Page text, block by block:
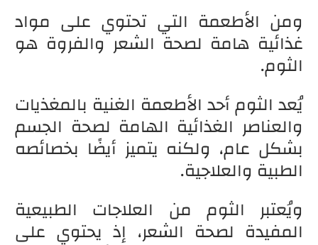
ومن الأطعمة التي تحتوي على مواد
غذائية هامة لصحة الشعر والفروة هو
الثوم.
يُعد الثوم أحد الأطعمة الغنية بالمغذيات
والعناصر الغذائية الهامة لصحة الجسم
بشكل عام، ولكنه يتميز أيضًا بخصائصه
الطبية والعلاجية.
ويُعتبر الثوم من العلاجات الطبيعية
المفيدة لصحة الشعر، إذ يحتوي على